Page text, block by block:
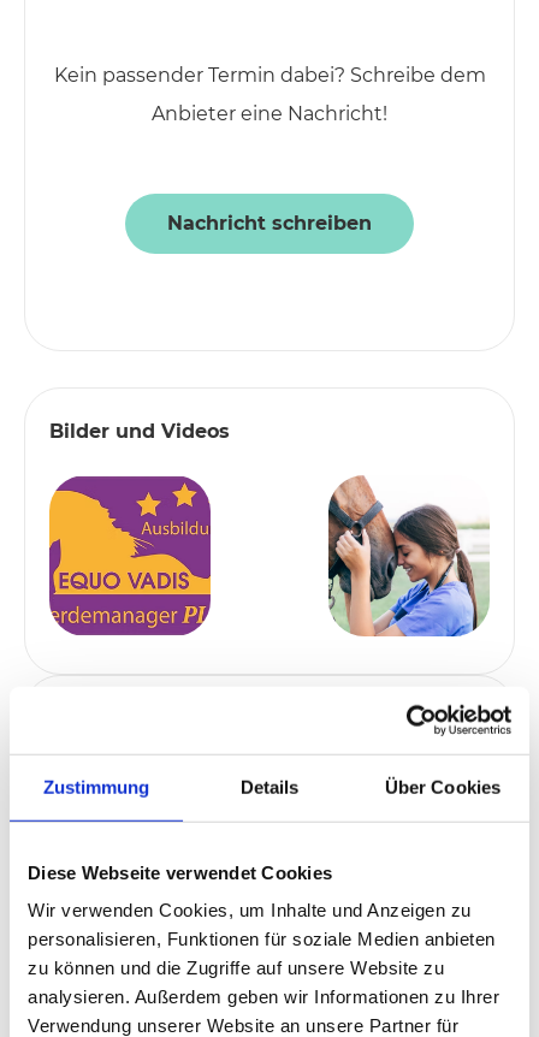
Zustimmung Details Über Cookies
Diese Webseite verwendet Cookies
Wir verwenden Cookies, um Inhalte und Anzeigen zu
personalisieren, Funktionen für soziale Medien anbieten
zu können und die Zugriffe auf unsere Website zu
analysieren. Außerdem geben wir Informationen zu Ihrer
Verwendung unserer Website an unsere Partner für
Bilder und Videos
Für alle, die die Module des Pferdemanagers
erfolgreich absolviert haben sowie auch für
Vorkenntnissen gibt es drei
Fortbildungspakete (Pferdemanager PLUS),
die Dich in die Lage versetzen sofort
loszulegen und Pferden und deren Besitzern
Kein passender Termin dabei? Schreibe dem
Anbieter eine Nachricht!
Nachricht schreiben